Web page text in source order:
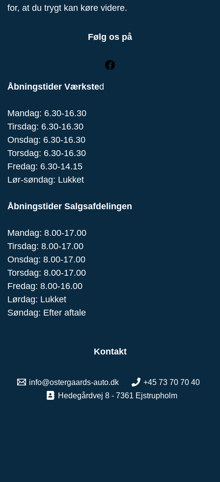
for, at du trygt kan køre videre.
Følg os på
Åbningstider Værksted
Mandag: 6.30-16.30
Tirsdag: 6.30-16.30
Onsdag: 6.30-16.30
Torsdag: 6.30-16.30
Fredag: 6.30-14.15
Lør-søndag: Lukket
Åbningstider Salgsafdelingen
Mandag: 8.00-17.00
Tirsdag: 8.00-17.00
Onsdag: 8.00-17.00
Torsdag: 8.00-17.00
Fredag: 8.00-16.00
Lørdag: Lukket
Søndag: Efter aftale
Kontakt
info@ostergaards-auto.dk
+45 73 70 70 40
Hedegårdvej 8 - 7361 Ejstrupholm